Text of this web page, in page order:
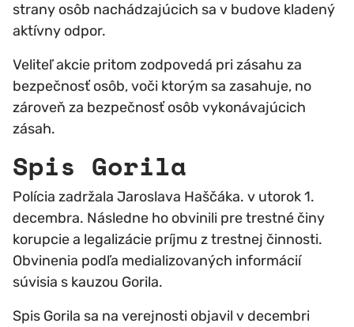
strany osôb nachádzajúcich sa v budove kladený
aktívny odpor.
Veliteľ akcie pritom zodpovedá pri zásahu za
bezpečnosť osôb, voči ktorým sa zasahuje, no
zároveň za bezpečnosť osôb vykonávajúcich
zásah.
Spis Gorila
Polícia zadržala Jaroslava Haščáka. v utorok 1.
decembra. Následne ho obvinili pre trestné činy
korupcie a legalizácie príjmu z trestnej činnosti.
Obvinenia podľa medializovaných informácií
súvisia s kauzou Gorila.
Spis Gorila sa na verejnosti objavil v decembri